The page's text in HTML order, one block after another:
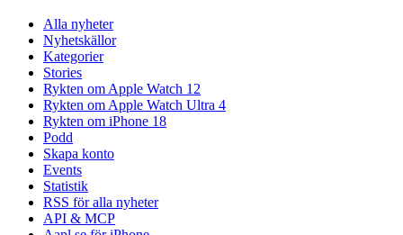
Alla nyheter
Nyhetskällor
Kategorier
Stories
Rykten om Apple Watch 12
Rykten om Apple Watch Ultra 4
Rykten om iPhone 18
Podd
Skapa konto
Events
Statistik
RSS för alla nyheter
API & MCP